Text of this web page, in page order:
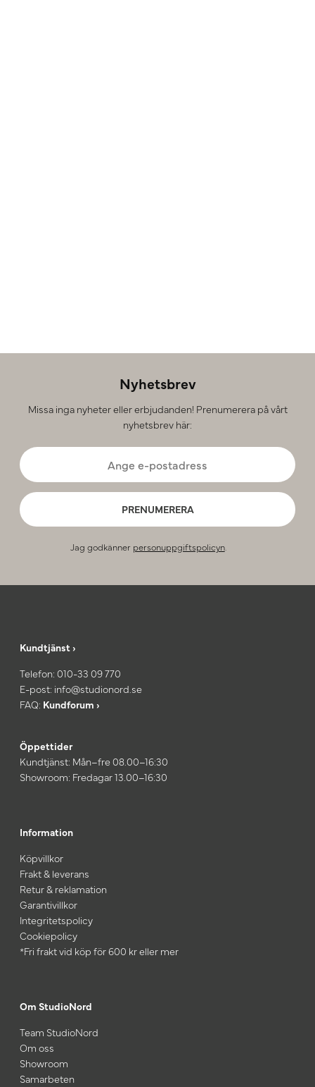
Nyhetsbrev
Missa inga nyheter eller erbjudanden! Prenumerera på vårt
nyhetsbrev här:
PRENUMERERA
Jag godkänner personuppgiftspolicyn.
Kundtjänst ›
Telefon: 010-33 09 770
E-post: info@studionord.se
FAQ: Kundforum ›
Öppettider
Kundtjänst: Mån–fre 08.00–16:30
Showroom: Fredagar 13.00–16:30
Information
Köpvillkor
Frakt & leverans
Retur & reklamation
Garantivillkor
Integritetspolicy
Cookiepolicy
*Fri frakt vid köp för 600 kr eller mer
Om StudioNord
Team StudioNord
Om oss
Showroom
Samarbeten